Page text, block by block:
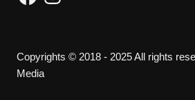
Copyrights © 2018 - 2025 All rights
Media